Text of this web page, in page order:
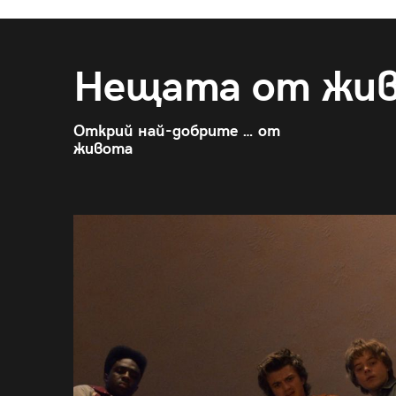
Нещата от
Открий най-добрите … от
живота